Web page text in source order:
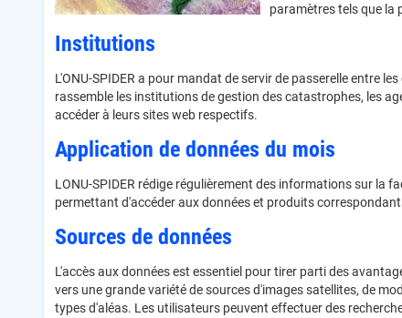
paramètres tels que la
Institutions
L'ONU-SPIDER a pour mandat de servir de passerelle entre
rassemble les institutions de gestion des catastrophes, les
accéder à leurs sites web respectifs.
Application de données du mois
LONU-SPIDER rédige régulièrement des informations sur la
permettant d'accéder aux données et produits
Sources de données
L'accès aux données est essentiel pour tirer parti des
vers une grande variété de sources d'images satellites, de
types d'aléas. Les utilisateurs peuvent effectuer des